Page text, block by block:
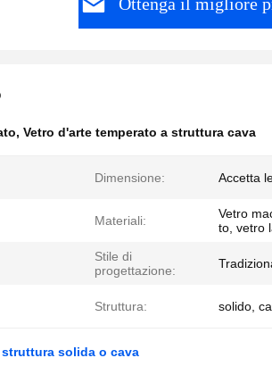
, Vetro d'arte temperato a struttura cava
Dimensione: Accetta
Materiali:
Vetro
to, vetro
Stile di
progettazione:
Struttura: solido,
struttura solida o cava